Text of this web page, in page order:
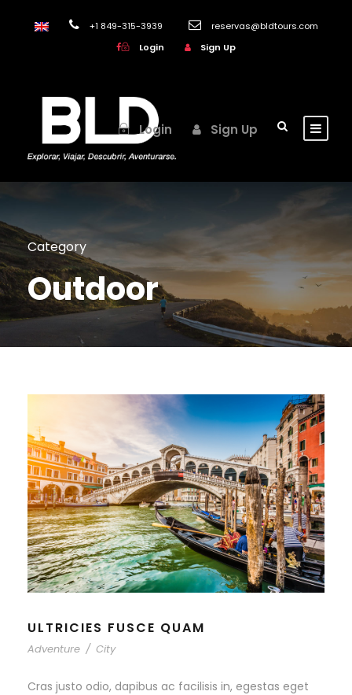
+1 849-315-3939
reservas@bldtours.com
Login
Sign Up
Login Sign Up
Category
Outdoor
ULTRICIES FUSCE QUAM
Adventure / City
Cras justo odio, dapibus ac facilisis in, egestas eget